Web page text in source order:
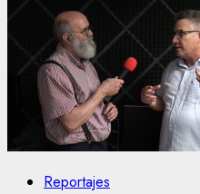
Reportajes